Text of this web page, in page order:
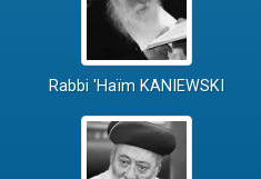
Rabbi 'Haïm KANIEWSKI